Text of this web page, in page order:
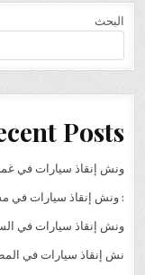
البحث
Posts
ونش إنقاذ سيارات في
: ونش إنقاذ سيارات في
ونش إنقاذ سيارات في
نش إنقاذ سيارات في